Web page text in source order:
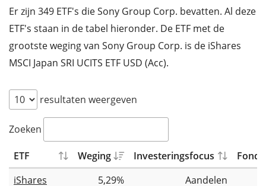
Er zijn 349 ETF's die Sony Group Corp. bevatten. Al deze
ETF's staan in de tabel hieronder. De ETF met de
grootste weging van Sony Group Corp. is de iShares
MSCI Japan SRI UCITS ETF USD (Acc).
resultaten weergeven
Zoeken
ETF Weging Investeringsfocus
iShares
5,29%
Aandelen